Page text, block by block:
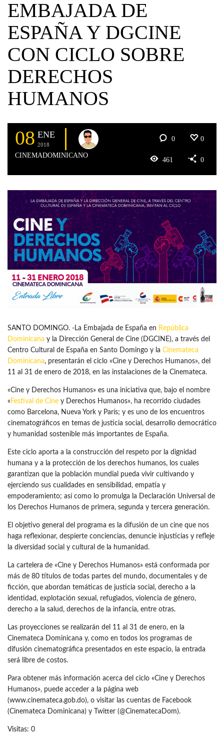
EMBAJADA DE
ESPAÑA Y DGCINE
CON CICLO SOBRE
DERECHOS
HUMANOS
08 ENE
2018
CINEMADOMINICANO
0 0
461 0
SANTO DOMINGO. -La Embajada de España en República
Dominicana y la Dirección General de Cine (DGCINE), a través del
Centro Cultural de España en Santo Domingo y la Cinemateca
Dominicana, presentarán el ciclo «Cine y Derechos Humanos», del
11 al 31 de enero de 2018, en las instalaciones de la Cinemateca.
«Cine y Derechos Humanos» es una iniciativa que, bajo el nombre
« Festival de Cine y Derechos Humanos», ha recorrido ciudades
como Barcelona, Nueva York y París; y es uno de los encuentros
cinematográficos en temas de justicia social, desarrollo democrático
y humanidad sostenible más importantes de España.
Este ciclo aporta a la construcción del respeto por la dignidad
humana y a la protección de los derechos humanos, los cuales
garantizan que la población mundial pueda vivir cultivando y
ejerciendo sus cualidades en sensibilidad, empatía y
empoderamiento; así como lo promulga la Declaración Universal de
los Derechos Humanos de primera, segunda y tercera generación.
El objetivo general del programa es la difusión de un cine que nos
haga reflexionar, despierte conciencias, denuncie injusticias y refleje
la diversidad social y cultural de la humanidad.
La cartelera de «Cine y Derechos Humanos» está conformada por
más de 80 títulos de todas partes del mundo, documentales y de
ficción, que abordan temáticas de justicia social, derecho a la
identidad, explotación sexual, refugiados, violencia de género,
derecho a la salud, derechos de la infancia, entre otras.
Las proyecciones se realizarán del 11 al 31 de enero, en la
Cinemateca Dominicana y, como en todos los programas de
difusión cinematográfica presentados en este espacio, la entrada
será libre de costos.
Para obtener más información acerca del ciclo «Cine y Derechos
Humanos», puede acceder a la página web
(www.cinemateca.gob.do), o visitar las cuentas de Facebook
(Cinemateca Dominicana) y Twitter (@CinematecaDom).
Visitas: 0